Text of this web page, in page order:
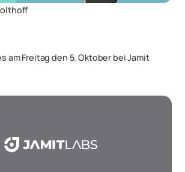
am Freitag den 5. Oktober bei Jamit